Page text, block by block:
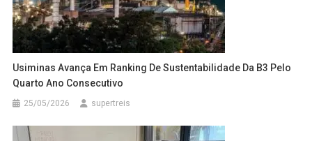
Usiminas Avança Em Ranking De Sustentabilidade Da B3 Pelo
Quarto Ano Consecutivo
25/05/2026 supertreis